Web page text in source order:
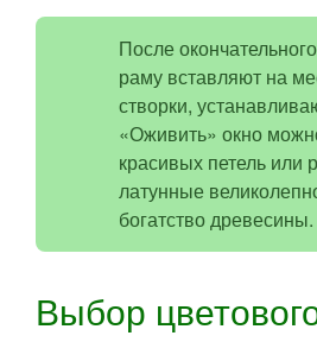
После
раму вставляют на
створки,
«Оживить» окно
красивых петель или
латунные
богатство древесины.
Выбор